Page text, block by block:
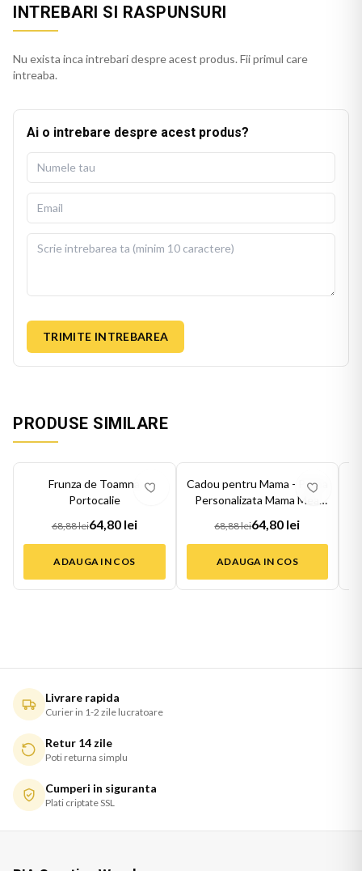
INTREBARI SI RASPUNSURI
Nu exista inca intrebari despre acest produs. Fii primul care
intreaba.
Ai o intrebare despre acest produs?
TRIMITE INTREBAREA
PRODUSE SIMILARE
Frunza de Toamna
Portocalie
68,88 lei64,80 lei
ADAUGA IN COS
-6%
Cadou pentru Mama - Perna
Personalizata Mama Mea
68,88 lei64,80 lei
ADAUGA IN COS
Livrare rapida
Curier in 1-2 zile lucratoare
Retur 14 zile
Poti returna simplu
Cumperi in siguranta
Plati criptate SSL